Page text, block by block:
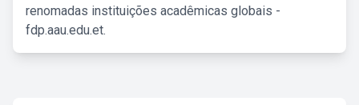
renomadas instituições acadêmicas globais -
fdp.aau.edu.et.